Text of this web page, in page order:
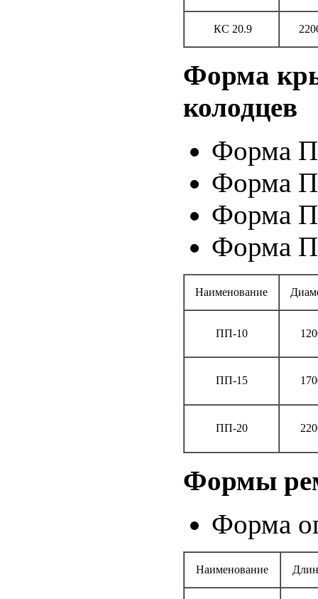
КС 20.9
Форма
колодцев
Форма
Форма
Форма
Форма
Наименование
ПП-10
ПП-15
ПП-20
Формы
Форма
Наименование